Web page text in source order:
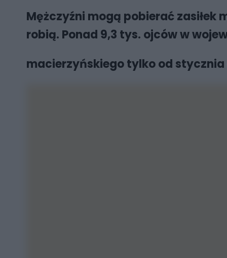
Mężczyźni mogą pobierać zasiłek
robią. Ponad 9,3 tys. ojców w
macierzyńskiego tylko od stycznia